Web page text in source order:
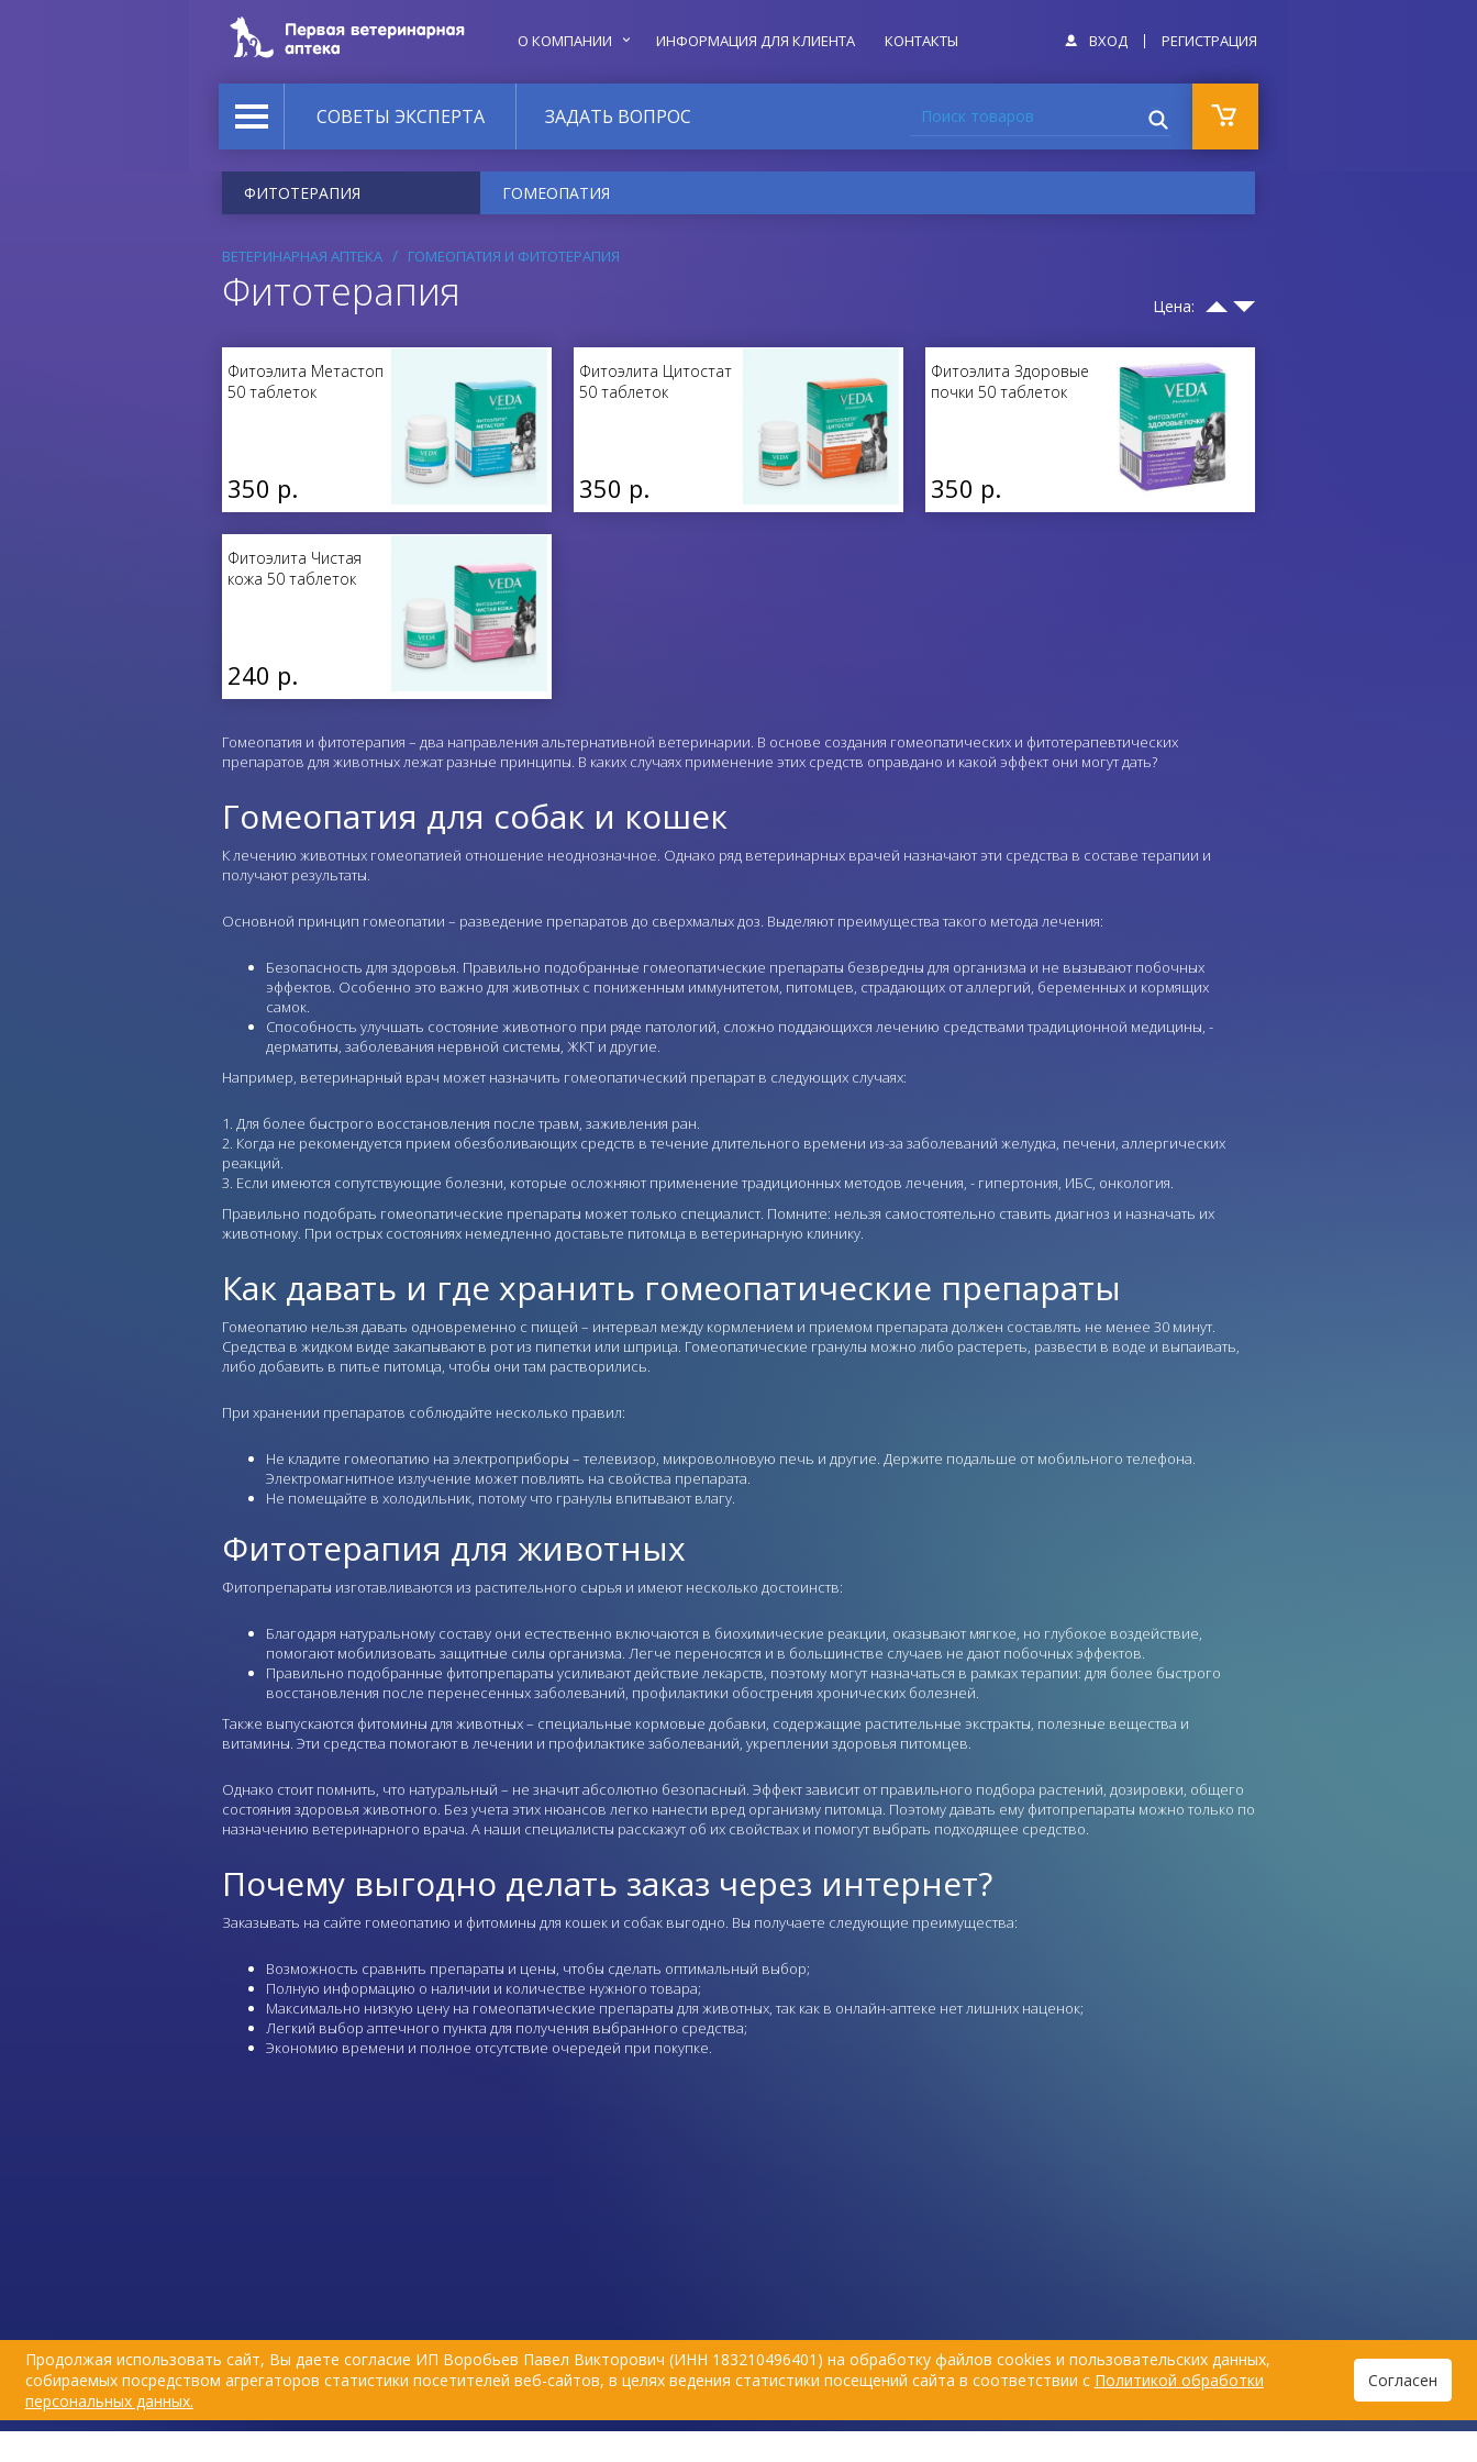
Продолжая использовать сайт, Вы даете согласие ИП Воробьев Павел Викторович (ИНН 183210496401) на обработку файлов cookies и пользовательских данных,
собираемых посредством агрегаторов статистики посетителей веб-сайтов, в целях ведения статистики посещений сайта в соответствии с Политикой обработки
персональных данных.
Согласен
О КОМПАНИИ ИНФОРМАЦИЯ ДЛЯ КЛИЕНТА КОНТАКТЫ ВХОД РЕГИСТРАЦИЯ
СОВЕТЫ ЭКСПЕРТА ЗАДАТЬ ВОПРОС Поиск товаров
ФИТОТЕРАПИЯ ГОМЕОПАТИЯ
ВЕТЕРИНАРНАЯ АПТЕКА ГОМЕОПАТИЯ И ФИТОТЕРАПИЯ
Фитотерапия Цена:
Фитоэлита Метастоп
50 таблеток
350 р.
Фитоэлита Цитостат
50 таблеток
350 р.
Фитоэлита Здоровые
почки 50 таблеток
350 р.
Фитоэлита Чистая
кожа 50 таблеток
240 р.
Гомеопатия и фитотерапия – два направления альтернативной ветеринарии. В основе создания гомеопатических и фитотерапевтических
препаратов для животных лежат разные принципы. В каких случаях применение этих средств оправдано и какой эффект они могут дать?
Гомеопатия для собак и кошек
К лечению животных гомеопатией отношение неоднозначное. Однако ряд ветеринарных врачей назначают эти средства в составе терапии и
получают результаты.
Основной принцип гомеопатии – разведение препаратов до сверхмалых доз. Выделяют преимущества такого метода лечения:
Безопасность для здоровья. Правильно подобранные гомеопатические препараты безвредны для организма и не вызывают побочных
эффектов. Особенно это важно для животных с пониженным иммунитетом, питомцев, страдающих от аллергий, беременных и кормящих
самок.
Способность улучшать состояние животного при ряде патологий, сложно поддающихся лечению средствами традиционной медицины, -
дерматиты, заболевания нервной системы, ЖКТ и другие.
Например, ветеринарный врач может назначить гомеопатический препарат в следующих случаях:
Для более быстрого восстановления после травм, заживления ран.
Когда не рекомендуется прием обезболивающих средств в течение длительного времени из-за заболеваний желудка, печени, аллергических
реакций.
Если имеются сопутствующие болезни, которые осложняют применение традиционных методов лечения, - гипертония, ИБС, онкология.
Правильно подобрать гомеопатические препараты может только специалист. Помните: нельзя самостоятельно ставить диагноз и назначать их
животному. При острых состояниях немедленно доставьте питомца в ветеринарную клинику.
Как давать и где хранить гомеопатические препараты
Гомеопатию нельзя давать одновременно с пищей – интервал между кормлением и приемом препарата должен составлять не менее 30 минут.
Средства в жидком виде закапывают в рот из пипетки или шприца. Гомеопатические гранулы можно либо растереть, развести в воде и выпаивать,
либо добавить в питье питомца, чтобы они там растворились.
При хранении препаратов соблюдайте несколько правил:
Не кладите гомеопатию на электроприборы – телевизор, микроволновую печь и другие. Держите подальше от мобильного телефона.
Электромагнитное излучение может повлиять на свойства препарата.
Не помещайте в холодильник, потому что гранулы впитывают влагу.
Фитотерапия для животных
Фитопрепараты изготавливаются из растительного сырья и имеют несколько достоинств:
Благодаря натуральному составу они естественно включаются в биохимические реакции, оказывают мягкое, но глубокое воздействие,
помогают мобилизовать защитные силы организма. Легче переносятся и в большинстве случаев не дают побочных эффектов.
Правильно подобранные фитопрепараты усиливают действие лекарств, поэтому могут назначаться в рамках терапии: для более быстрого
восстановления после перенесенных заболеваний, профилактики обострения хронических болезней.
Также выпускаются фитомины для животных – специальные кормовые добавки, содержащие растительные экстракты, полезные вещества и
витамины. Эти средства помогают в лечении и профилактике заболеваний, укреплении здоровья питомцев.
Однако стоит помнить, что натуральный – не значит абсолютно безопасный. Эффект зависит от правильного подбора растений, дозировки, общего
состояния здоровья животного. Без учета этих нюансов легко нанести вред организму питомца. Поэтому давать ему фитопрепараты можно только по
назначению ветеринарного врача. А наши специалисты расскажут об их свойствах и помогут выбрать подходящее средство.
Почему выгодно делать заказ через интернет?
Заказывать на сайте гомеопатию и фитомины для кошек и собак выгодно. Вы получаете следующие преимущества:
Возможность сравнить препараты и цены, чтобы сделать оптимальный выбор;
Полную информацию о наличии и количестве нужного товара;
Максимально низкую цену на гомеопатические препараты для животных, так как в онлайн-аптеке нет лишних наценок;
Легкий выбор аптечного пункта для получения выбранного средства;
Экономию времени и полное отсутствие очередей при покупке.